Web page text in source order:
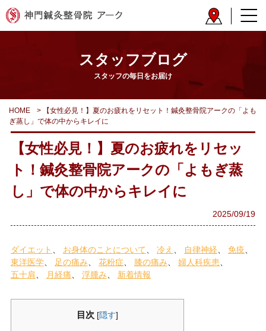
スタッフブログ
スタッフの毎日をお届け
HOME >
【女性必見！】夏のお疲れをリセット！鍼灸整骨院アークの「よも
ぎ蒸し」で体の中からキレイに
【女性必見！】夏のお疲れをリセッ
ト！鍼灸整骨院アークの「よもぎ蒸
し」で体の中からキレイに
2025/09/19
ダイエット お身体のことについて 冷え 自律神経
免疫
東洋医学
足の痛み 花粉症 膝の痛み
婦人科疾患
五十肩
月経痛 浮腫み 新着情報
目次 [隠す]